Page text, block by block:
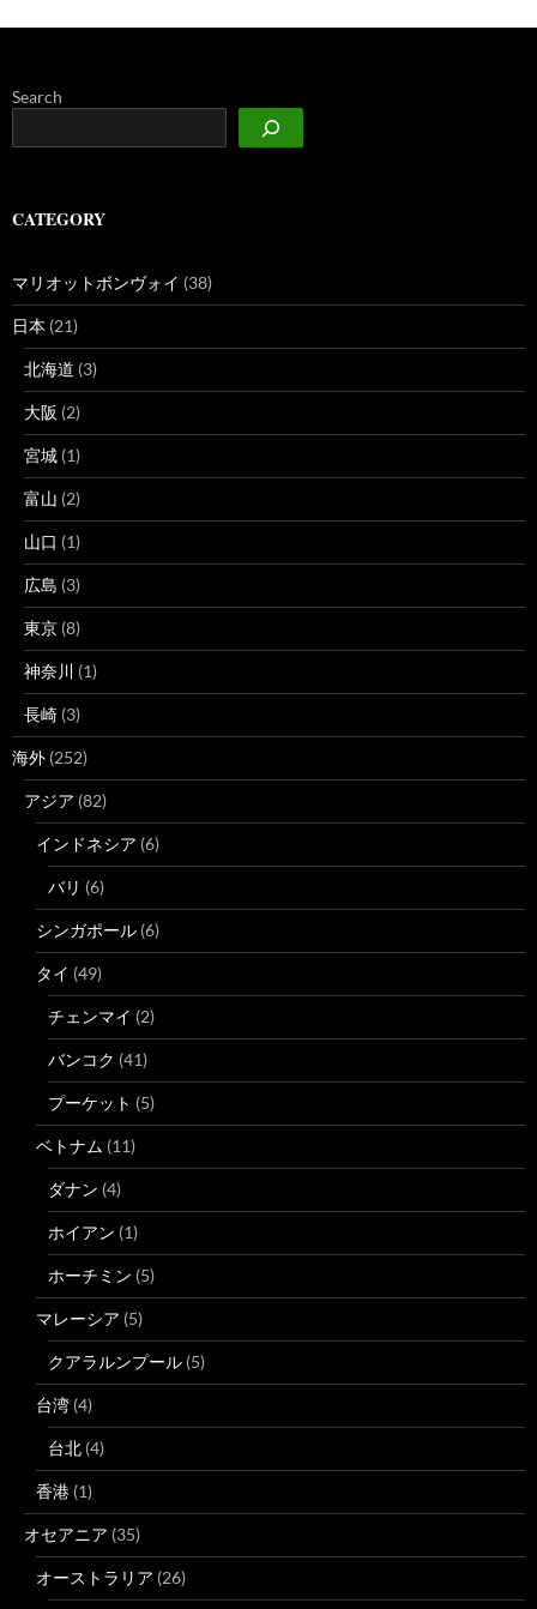
Search
CATEGORY
マリオットボンヴォイ (38)
日本 (21)
北海道 (3)
大阪 (2)
宮城 (1)
富山 (2)
山口 (1)
広島 (3)
東京 (8)
神奈川 (1)
長崎 (3)
海外 (252)
アジア (82)
インドネシア (6)
バリ (6)
シンガポール (6)
タイ (49)
チェンマイ (2)
バンコク (41)
プーケット (5)
ベトナム (11)
ダナン (4)
ホイアン (1)
ホーチミン (5)
マレーシア (5)
クアラルンプール (5)
台湾 (4)
台北 (4)
香港 (1)
オセアニア (35)
オーストラリア (26)